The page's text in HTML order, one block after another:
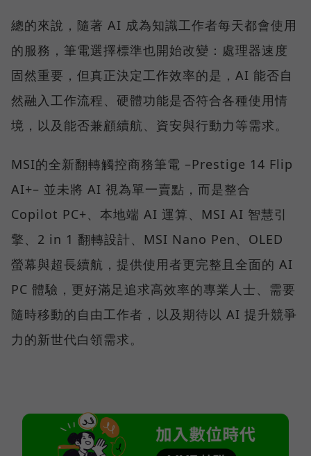
總的來說，隨著 AI 成為知識工作者每天都會使用
的服務，筆電選擇標準也開始改變：處理器速度
固然重要，但真正決定工作效率的是，AI 能否自
然融入工作流程、硬體功能是否符合各種使用情
境，以及能否兼顧續航、資安與行動力等需求。
MSI的全新翻轉觸控商務筆電 –Prestige 14 Flip
AI+– 並未將 AI 視為單一賣點，而是整合
Copilot PC+、本地端 AI 運算、MSI AI 智慧引
擎、2 in 1 翻轉設計、MSI Nano Pen、OLED
螢幕與超長續航，提供使用者更完整且全面的 AI
PC 體驗，更好滿足追求高效率的專業人士、需要
隨時移動的自由工作者，以及期待以 AI 提升競爭
力的新世代白領需求。